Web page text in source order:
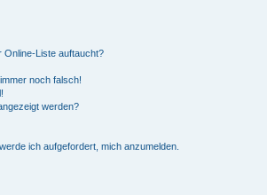
Online-Liste auftaucht?
noch falsch!
werden?
ich aufgefordert, mich anzumelden.